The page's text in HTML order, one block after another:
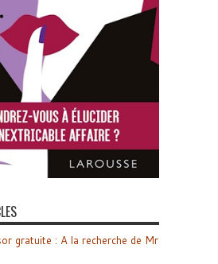
gratuite : A la recherche de Mr